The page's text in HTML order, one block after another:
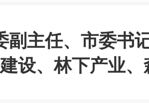
副主任、市委书
设、林下产业